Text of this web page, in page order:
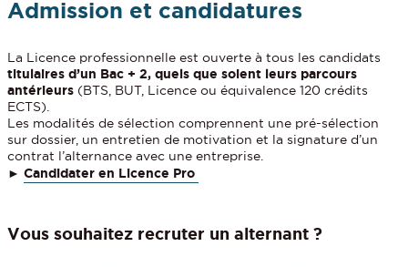
Admission et candidatures
La Licence professionnelle est ouverte à tous les candidats
titulaires d’un Bac + 2, quels que soient leurs parcours
antérieurs (BTS, BUT, Licence ou équivalence 120 crédits
ECTS).
Les modalités de sélection comprennent une pré-sélection
sur dossier, un entretien de motivation et la signature d’un
contrat l’alternance avec une entreprise.
►Candidater en Licence Pro
Vous souhaitez recruter un alternant ?